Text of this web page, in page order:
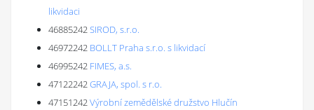
likvidaci
46885242SIROD, s.r.o.
46972242 BOLLT Praha s.r.o. s likvidací
46995242 FIMES, a.s.
47122242GRAJA, spol. s r.o.
47151242Výrobní zemědělské družstvo Hlučín